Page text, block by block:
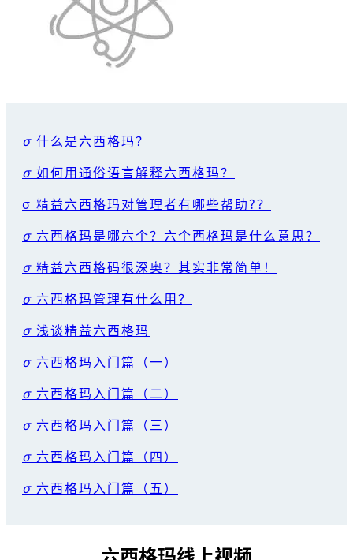
σ 什么是六西格玛？
σ 如何用通俗语言解释六西格玛？
σ 精益六西格玛对管理者有哪些帮助?？
σ 六西格玛是哪六个？六个西格玛是什么意思？
σ 精益六西格码很深奥？其实非常简单！
σ 六西格玛管理有什么用？
σ 浅谈精益六西格玛
σ 六西格玛入门篇（一）
σ 六西格玛入门篇（二）
σ 六西格玛入门篇（三）
σ 六西格玛入门篇（四）
σ 六西格玛入门篇（五）